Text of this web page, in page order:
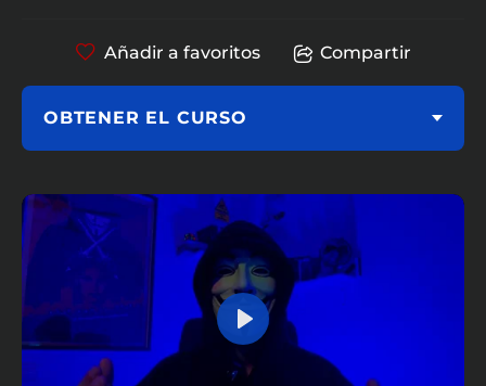
Añadir a favoritos Compartir
OBTENER EL CURSO
Play